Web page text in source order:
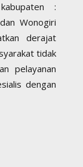
:
Wonogiri
derajat
tidak
pelayanan
dengan